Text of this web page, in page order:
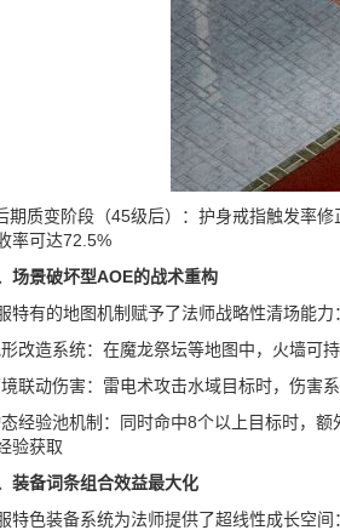
期质变阶段（45级后）：护身戒指触发率
率可达72.5%
场景破坏型AOE的战术重构
特有的地图机制赋予了法师战略性清场能力：
改造系统：在魔龙祭坛等地图中，火墙可
联动伤害：雷电术攻击水域目标时，伤害
经验池机制：同时命中8个以上目标时，
验获取
装备词条组合效益最大化
特色装备系统为法师提供了超线性成长空间：